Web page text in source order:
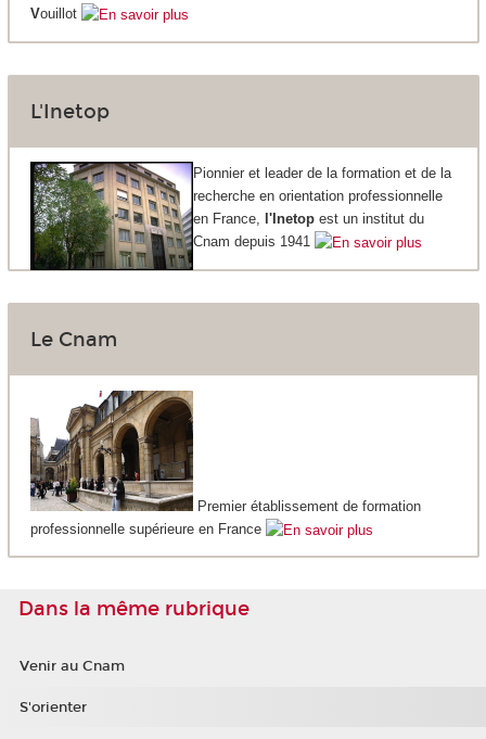
Vouillot
L'Inetop
Pionnier et leader de la formation et de la
recherche en orientation professionnelle
en France, l'Inetopest un institut du
Cnam depuis 1941
Le Cnam
Premier établissement de formation
professionnelle supérieure en France
Dans la même rubrique
Venir au Cnam
S'orienter